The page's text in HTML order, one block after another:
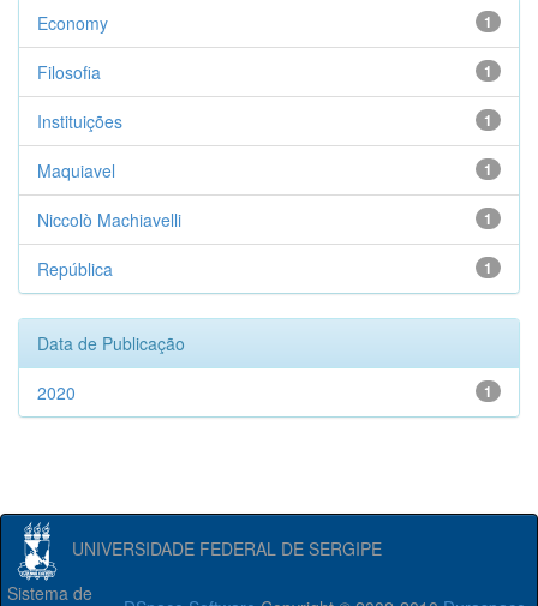
1
Economy
1
Filosofia
1
Instituições
1
Maquiavel
1
Niccolò Machiavelli
1
República
Data de Publicação
1
2020
UNIVERSIDADE FEDERAL DE SERGIPE
Sistema de